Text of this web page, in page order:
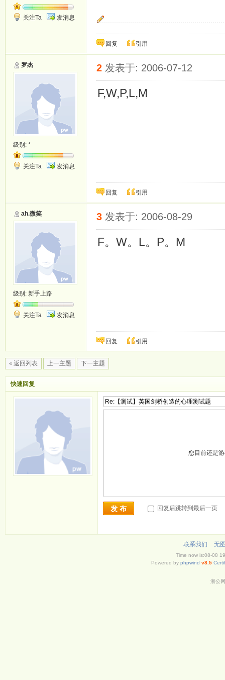
关注Ta 发消息
我相信人与人之间是相互救赎的，没有人可以独
回复
引用
罗杰
级别: *
关注Ta 发消息
2 发表于: 2006-07-12
F,W,P,L,M
回复 引用
ah.微笑
级别: 新手上路
关注Ta 发消息
3 发表于: 2006-08-29
F。W。L。P。M
回复 引用
« 返回列表 上一主题 下一主题
快速回复
您目前还是
发 布 回复后跳转到最后一页
联系我们 无
Time now is:08-08
Powered by phpwind v8.5
浙公